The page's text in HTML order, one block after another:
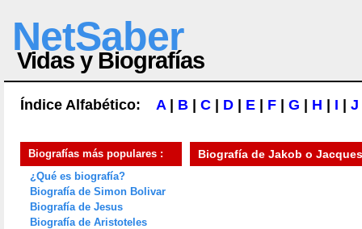
NetSaber
Vidas y Biografías
Índice Alfabético: A| B C D E F G H I J
Biografías más populares :
¿Qué es biografía?
Biografía de Simon Bolivar
Biografía de Jesus
Biografía de Aristoteles
Biografía de Jakob o